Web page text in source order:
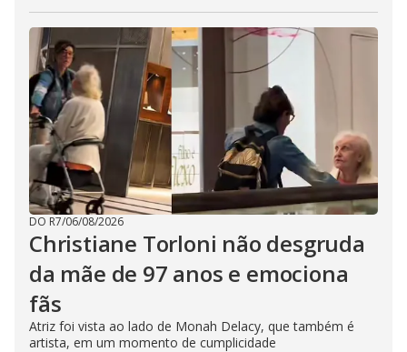
DO R7/06/08/2026
Christiane Torloni não desgruda
da mãe de 97 anos e emociona
fãs
Atriz foi vista ao lado de Monah Delacy, que também é
artista, em um momento de cumplicidade